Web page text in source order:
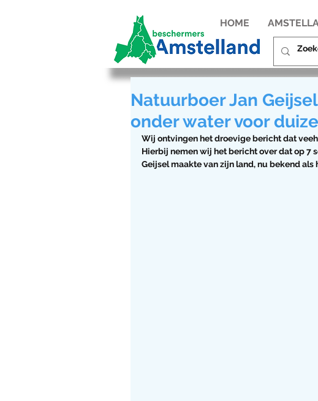
HOME
Natuurboer Jan
onder water voor
Wij ontvingen het droevige bericht dat
Hierbij nemen wij het bericht over dat op 7
Geijsel maakte van zijn land, nu bekend